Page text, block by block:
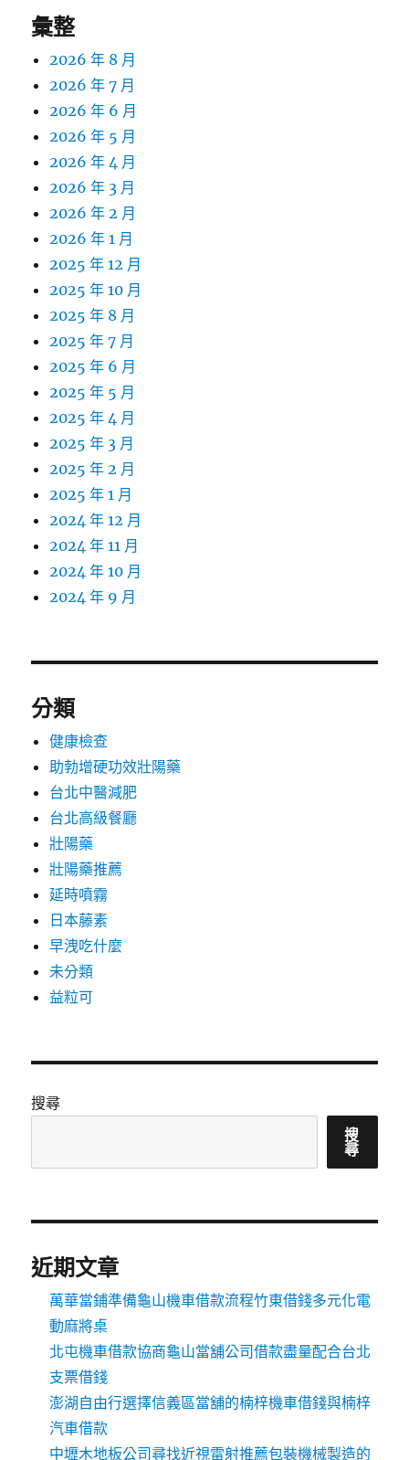
彙整
2026 年 8 月
2026 年 7 月
2026 年 6 月
2026 年 5 月
2026 年 4 月
2026 年 3 月
2026 年 2 月
2026 年 1 月
2025 年 12 月
2025 年 10 月
2025 年 8 月
2025 年 7 月
2025 年 6 月
2025 年 5 月
2025 年 4 月
2025 年 3 月
2025 年 2 月
2025 年 1 月
2024 年 12 月
2024 年 11 月
2024 年 10 月
2024 年 9 月
分類
健康檢查
助勃增硬功效壯陽藥
台北中醫減肥
台北高級餐廳
壯陽藥
壯陽藥推薦
延時噴霧
日本藤素
早洩吃什麼
未分類
益粒可
搜尋
搜
尋
近期文章
萬華當鋪準備龜山機車借款流程竹東借錢多元化電
動麻將桌
北屯機車借款協商龜山當舖公司借款盡量配合台北
支票借錢
澎湖自由行選擇信義區當舖的楠梓機車借錢與楠梓
汽車借款
中壢木地板公司尋找近視雷射推薦包裝機械製造的